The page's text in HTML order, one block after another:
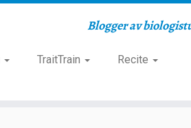
Blogger av
TraitTrain
Recite